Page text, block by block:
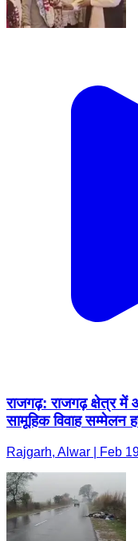
राजगढ़: राजगढ़ क्षेत्र में
सामूहिक विवाह सम्मेलन
Rajgarh, Alwar | Feb